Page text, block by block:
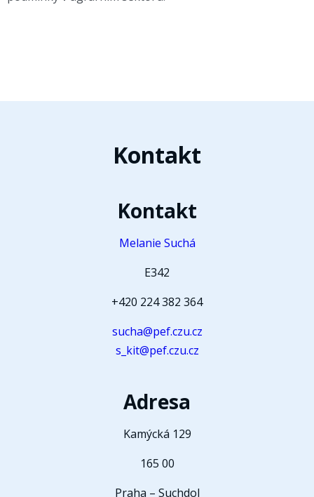
Kontakt
Kontakt
Melanie Suchá
E342
+420 224 382 364
sucha@pef.czu.cz
s_kit@pef.czu.cz
Adresa
Kamýcká 129
165 00
Praha – Suchdol